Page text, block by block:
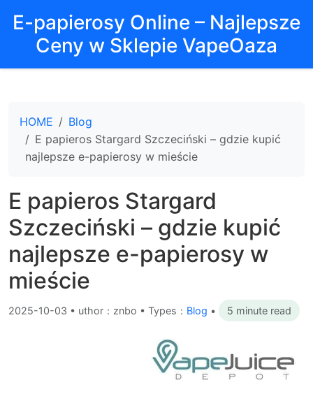
E-papierosy Online – Najlepsze
Ceny w Sklepie VapeOaza
HOME
Blog
E papieros Stargard Szczeciński – gdzie kupić
najlepsze e-papierosy w mieście
E papieros Stargard
Szczeciński – gdzie kupić
najlepsze e-papierosy w
mieście
2025-10-03 • uthor：znbo • Types： Blog • 5 minute read